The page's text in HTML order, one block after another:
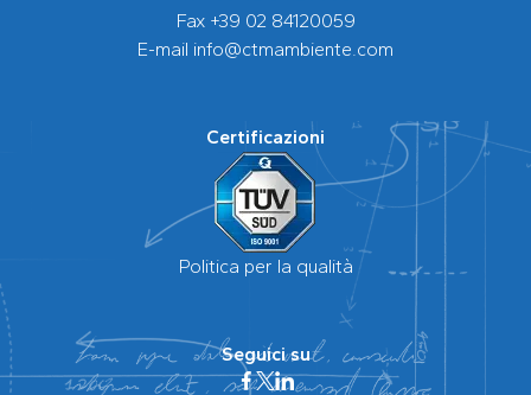
Fax +39 02 84120059
E-mail info@ctmambiente.com
Certificazioni
Politica per la qualità
Seguici su